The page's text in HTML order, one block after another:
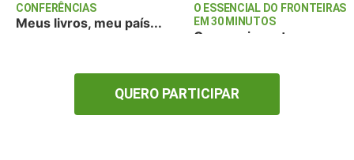
CONFERÊNCIAS
Meus livros, meu país...
O ESSENCIAL DO FRONTEIRAS
EM 30 MINUTOS
Como reinventar a
QUERO PARTICIPAR